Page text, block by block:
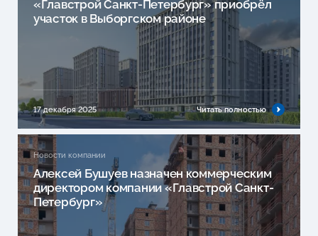
«Главстрой Санкт-Петербург» приобрёл
участок в Выборгском районе
17 декабря 2025 Читать полностью
Новости компании
Алексей Бушуев назначен коммерческим
директором компании «Главстрой Санкт-
Петербург»